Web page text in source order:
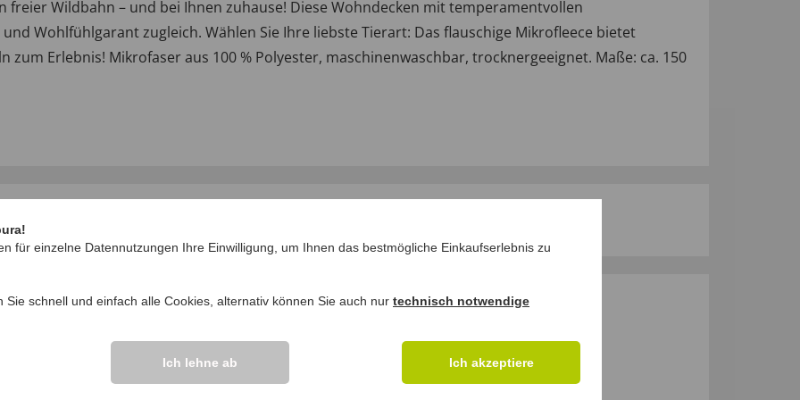
Wildbahn – und bei Ihnen zuhause! Diese Wohndecken mit temperamentvollen
Wohlfühlgarant zugleich. Wählen Sie Ihre liebste Tierart: Das flauschige Mikrofleece bietet
zum Erlebnis! Mikrofaser aus 100 % Polyester, maschinenwaschbar, trocknergeeignet. Maße: ca. 150
vor.
für einzelne Datennutzungen Ihre Einwilligung, um Ihnen das bestmögliche Einkaufserlebnis zu
Sie schnell und einfach alle Cookies, alternativ können Sie auch nur technisch notwendige
Ich lehne ab Ich akzeptiere